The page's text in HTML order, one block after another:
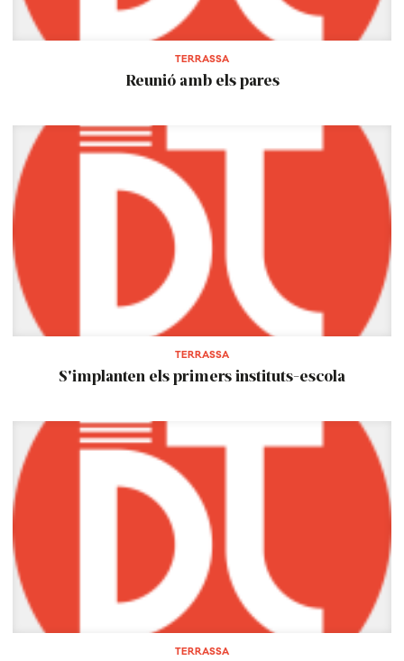
TERRASSA
Reunió amb els pares
TERRASSA
S'implanten els primers instituts-escola
TERRASSA